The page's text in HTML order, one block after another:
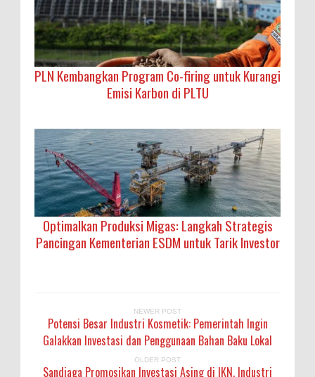
PLN Kembangkan Program Co-firing untuk Kurangi
Emisi Karbon di PLTU
Optimalkan Produksi Migas: Langkah Strategis
Pancingan Kementerian ESDM untuk Tarik Investor
NEWER POST
Potensi Besar Industri Kosmetik: Pemerintah Ingin
Galakkan Investasi dan Penggunaan Bahan Baku Lokal
OLDER POST
Sandiaga Promosikan Investasi Asing di IKN, Industri